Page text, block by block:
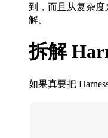
到，而且从复杂度
解。
拆解
如果真要把